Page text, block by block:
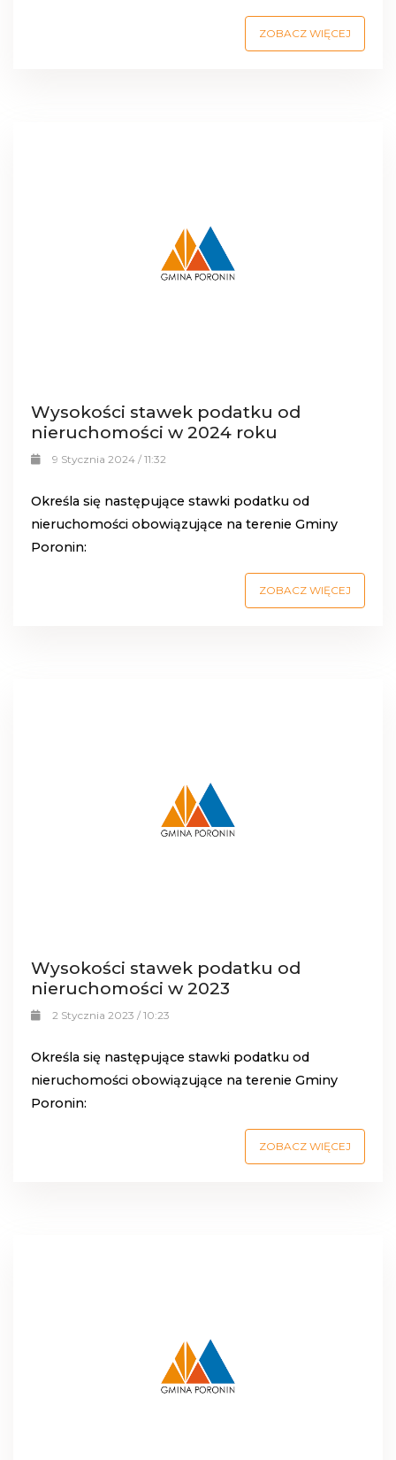
ZOBACZ WIĘCEJ
Wysokości stawek podatku od
nieruchomości w 2024 roku
9 Stycznia 2024 / 11:32
Określa się następujące stawki podatku od
nieruchomości obowiązujące na terenie Gminy
Poronin:
ZOBACZ WIĘCEJ
Wysokości stawek podatku od
nieruchomości w 2023
2 Stycznia 2023 / 10:23
Określa się następujące stawki podatku od
nieruchomości obowiązujące na terenie Gminy
Poronin:
ZOBACZ WIĘCEJ